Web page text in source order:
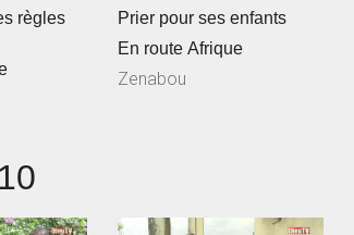
règles
Prier pour ses enfants
En route Afrique
Zenabou